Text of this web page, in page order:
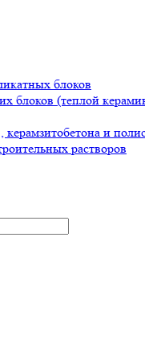
блоков
блоков (теплой
керамзитобетона и
растворов